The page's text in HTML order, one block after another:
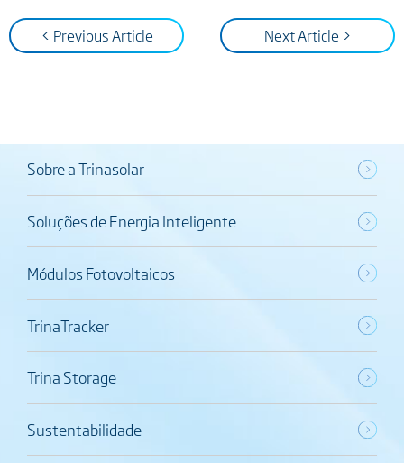
< Previous Article Next Article >
Sobre a Trinasolar
Soluções de Energia Inteligente
Módulos Fotovoltaicos
TrinaTracker
Trina Storage
Sustentabilidade